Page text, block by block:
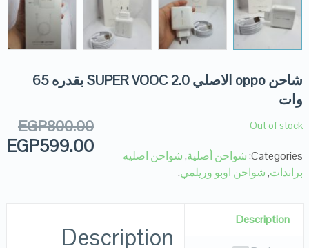
شاحن oppo الاصلي SUPER VOOC 2.0 بقدره 65
وات
EGP800.00
EGP599.00
Out of stock
Categories: شواحن أصلية,شواحن اصليه
براندات,شواحن اوبو وريلمي.
Description
Description